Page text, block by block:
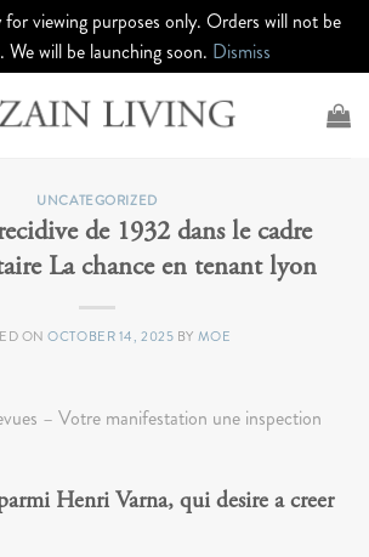
viewing purposes only. Orders will not be
We will be launching soon. Dismiss
UNCATEGORIZED
de 1932 dans le cadre
La chance en tenant lyon
ONOCTOBER 14, 2025 BY MOE
– Votre manifestation une inspection
Henri Varna, qui desire a creer